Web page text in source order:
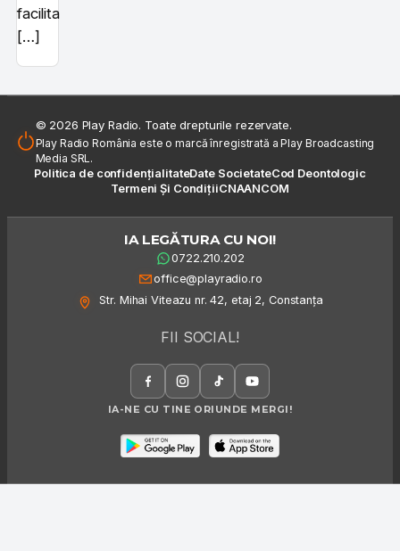
facilita
[…]
© 2026 Play Radio. Toate drepturile rezervate.
Play Radio România este o marcă înregistrată a Play Broadcasting
Media SRL.
Politica de confidențialitateDate SocietateCod Deontologic
Termeni Și CondițiiCNAANCOM
IA LEGĂTURA CU NOI!
0722.210.202
office@playradio.ro
Str. Mihai Viteazu nr. 42, etaj 2, Constanța
FII SOCIAL!
IA-NE CU TINE ORIUNDE MERGI!